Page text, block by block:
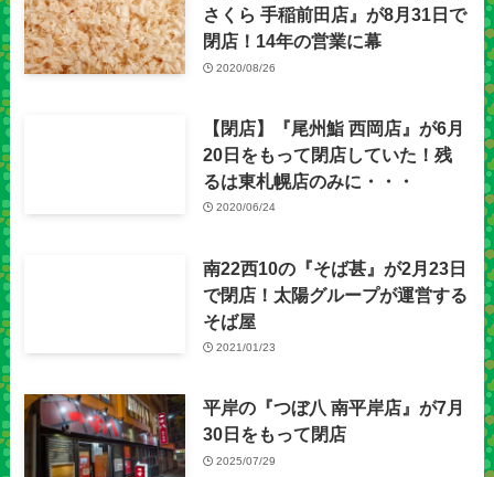
さくら 手稲前田店』が8月31日で
閉店！14年の営業に幕
2020/08/26
【閉店】『尾州鮨 西岡店』が6月
20日をもって閉店していた！残
るは東札幌店のみに・・・
2020/06/24
南22西10の『そば甚』が2月23日
で閉店！太陽グループが運営する
そば屋
2021/01/23
平岸の『つぼ八 南平岸店』が7月
30日をもって閉店
2025/07/29